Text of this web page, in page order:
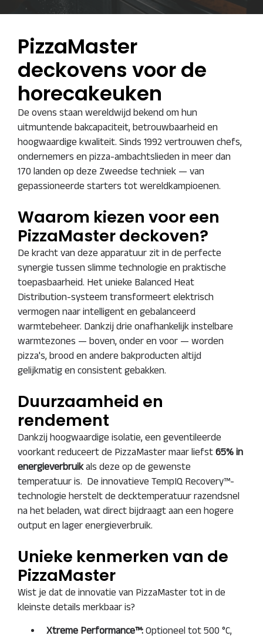
PizzaMaster
deckovens voor de
horecakeuken
De ovens staan wereldwijd bekend om hun
uitmuntende bakcapaciteit, betrouwbaarheid en
hoogwaardige kwaliteit. Sinds 1992 vertrouwen chefs,
ondernemers en pizza-ambachtslieden in meer dan
170 landen op deze Zweedse techniek — van
gepassioneerde starters tot wereldkampioenen.
Waarom kiezen voor een
PizzaMaster deckoven?
De kracht van deze apparatuur zit in de perfecte
synergie tussen slimme technologie en praktische
toepasbaarheid. Het unieke Balanced Heat
Distribution-systeem transformeert elektrisch
vermogen naar intelligent en gebalanceerd
warmtebeheer. Dankzij drie onafhankelijk instelbare
warmtezones — boven, onder en voor — worden
pizza's, brood en andere bakproducten altijd
gelijkmatig en consistent gebakken.
Duurzaamheid en
rendement
Dankzij hoogwaardige isolatie, een geventileerde
voorkant reduceert de PizzaMaster maar liefst 65% in
energieverbruikals deze op de gewenste
temperatuur is. De innovatieve TempIQ Recovery™-
technologie herstelt de decktemperatuur razendsnel
na het beladen, wat direct bijdraagt aan een hogere
output en lager energieverbruik.
Unieke kenmerken van de
PizzaMaster
Wist je dat de innovatie van PizzaMaster tot in de
kleinste details merkbaar is?
Xtreme Performance™:Optioneel tot 500 °C,